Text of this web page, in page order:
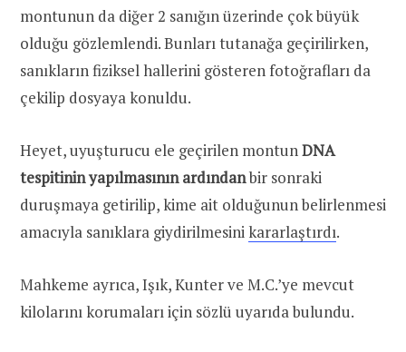
montunun da diğer 2 sanığın üzerinde çok büyük
olduğu gözlemlendi. Bunları tutanağa geçirilirken,
sanıkların fiziksel hallerini gösteren fotoğrafları da
çekilip dosyaya konuldu.
Heyet, uyuşturucu ele geçirilen montun DNA
tespitinin yapılmasının ardındanbir sonraki
duruşmaya getirilip, kime ait olduğunun belirlenmesi
amacıyla sanıklara giydirilmesini kararlaştırdı.
Mahkeme ayrıca, Işık, Kunter ve M.C.’ye mevcut
kilolarını korumaları için sözlü uyarıda bulundu.